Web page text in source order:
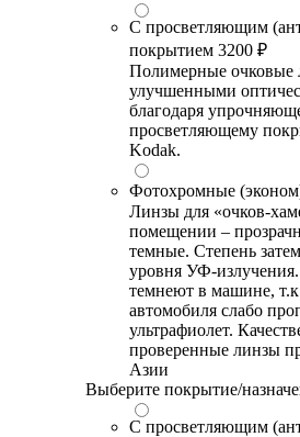
С просветляющим
покрытием 3200 ₽
Полимерные очковые
улучшенными
благодаря
просветляющему
Kodak.
Фотохромные
Линзы для «очков-
помещении –
темные. Степень
уровня УФ-
темнеют в машине,
автомобиля слабо
ультрафиолет.
проверенные линзы
Азии
Выберите покрытие/
С просветляющим